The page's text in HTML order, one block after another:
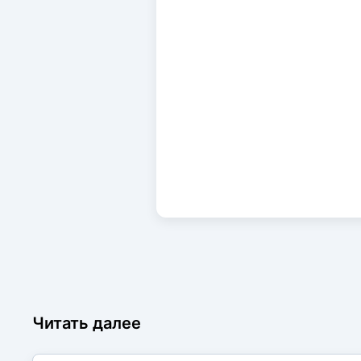
Читать далее